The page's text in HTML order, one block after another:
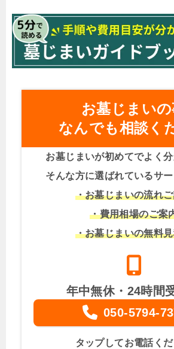
お墓じまい
なんでも相談く
お墓じまいが初めてでよく分
そんな方に選ばれているサー
・お墓じまいの流れ
・費用相場のご案
・お墓じまいの無料
年中無休・24時間
050-5794-
タップしてお電話く